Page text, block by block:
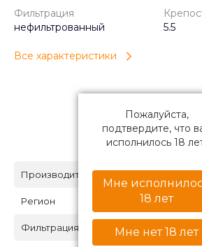
Фильтрация
нефильтрованный
5.5
Все характеристики
Характеристики
Производитель
Регион Санкт-
Фильтрация
Пожалуйста,
подтвердите, что
исполнилось 18
Мне
18 лет
Мне нет 18 лет